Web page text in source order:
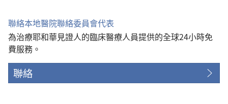
聯絡本地醫院聯絡委員會代表
為治療耶和華見證人的臨床醫療人員提供的全球24小時免
費服務。
聯絡